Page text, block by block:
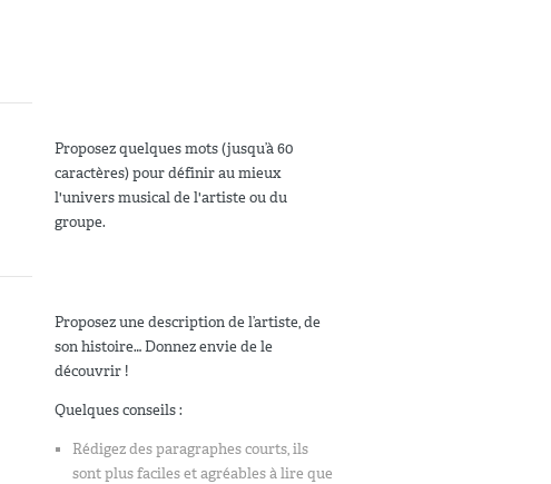
Proposez quelques mots (jusqu’à 60
caractères) pour définir au mieux
l'univers musical de l'artiste ou du
groupe.
Proposez une description de l’artiste, de
son histoire… Donnez envie de le
découvrir !
Quelques conseils :
Rédigez des paragraphes courts, ils
sont plus faciles et agréables à lire que